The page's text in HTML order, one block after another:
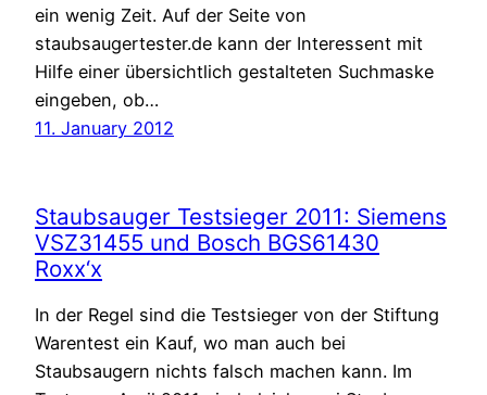
ein wenig Zeit. Auf der Seite von
staubsaugertester.de kann der Interessent mit
Hilfe einer übersichtlich gestalteten Suchmaske
eingeben, ob…
11. January 2012
Staubsauger Testsieger 2011: Siemens
VSZ31455 und Bosch BGS61430
Roxx‘x
In der Regel sind die Testsieger von der Stiftung
Warentest ein Kauf, wo man auch bei
Staubsaugern nichts falsch machen kann. Im